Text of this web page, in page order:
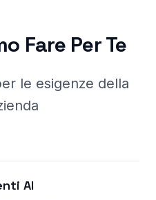
Fare Per Te
le esigenze della
AI